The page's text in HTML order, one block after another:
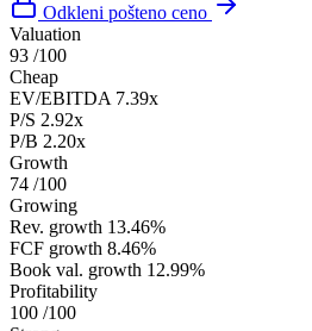
Odkleni pošteno ceno
Valuation
93 /100
Cheap
EV/EBITDA 7.39x
P/S 2.92x
P/B 2.20x
Growth
74 /100
Growing
Rev. growth 13.46%
FCF growth 8.46%
Book val. growth 12.99%
Profitability
100 /100